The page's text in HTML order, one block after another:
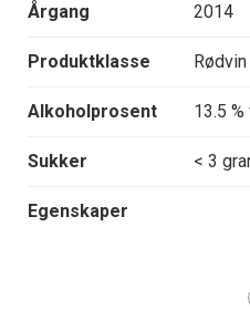
Årgang 2014
Produktklasse Rødvin
Alkoholprosent 13.5 %
Sukker < 3
Egenskaper